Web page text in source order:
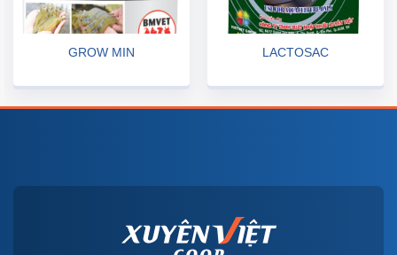
GROW MIN LACTOSAC